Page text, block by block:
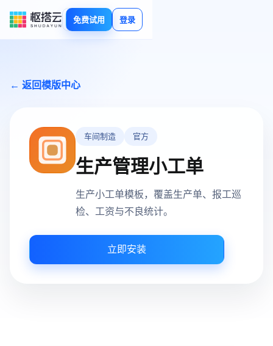
免费试用 登录
← 返回模版中心
车间制造 官方
生产管理小工单
生产小工单模板，覆盖生产单、报工巡
检、工资与不良统计。
立即安装